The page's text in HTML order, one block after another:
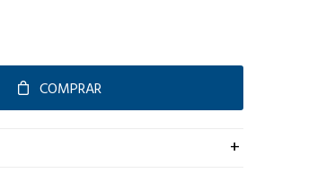
COMPRAR